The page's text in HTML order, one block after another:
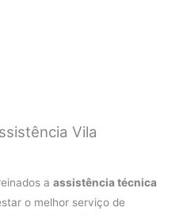
Vila
aassistência técnica
o melhor serviço de